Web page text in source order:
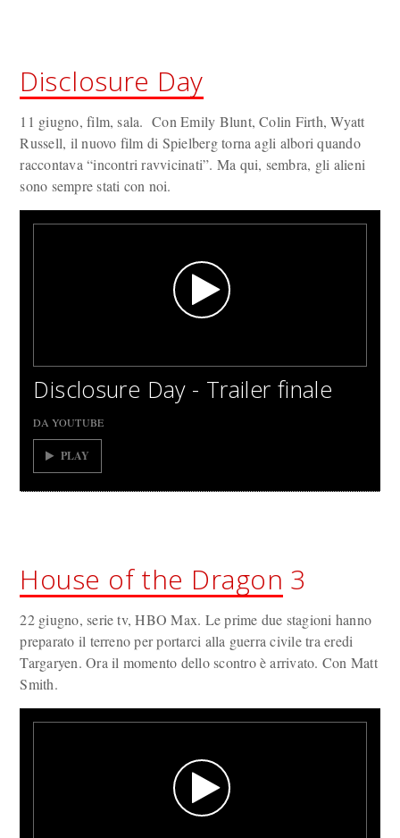
Disclosure Day
11 giugno, film, sala. Con Emily Blunt, Colin Firth, Wyatt
Russell, il nuovo film di Spielberg torna agli albori quando
raccontava “incontri ravvicinati”. Ma qui, sembra, gli alieni
sono sempre stati con noi.
Disclosure Day - Trailer finale
DA YOUTUBE
PLAY
House of the Dragon 3
22 giugno, serie tv, HBO Max. Le prime due stagioni hanno
preparato il terreno per portarci alla guerra civile tra eredi
Targaryen. Ora il momento dello scontro è arrivato. Con Matt
Smith.